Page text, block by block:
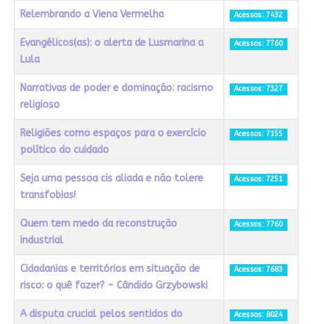
Relembrando a Viena Vermelha Acessos: 7432
Evangélicos(as): o alerta de Lusmarina a
Lula
Acessos: 7760
Narrativas de poder e dominação: racismo
religioso
Acessos: 7327
Religiões como espaços para o exercício
político do cuidado
Acessos: 7155
Seja uma pessoa cis aliada e não tolere
transfobias!
Acessos: 7251
Quem tem medo da reconstrução
industrial
Acessos: 7760
Cidadanias e territórios em situação de
risco: o quê fazer? - Cândido Grzybowski
Acessos: 7683
A disputa crucial pelos sentidos do
Acessos: 8024